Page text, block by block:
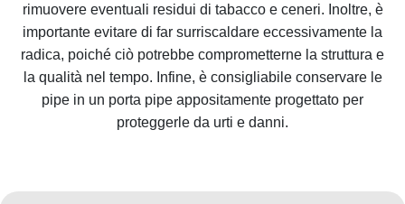
rimuovere eventuali residui di tabacco e ceneri. Inoltre, è
importante evitare di far surriscaldare eccessivamente la
radica, poiché ciò potrebbe comprometterne la struttura e
la qualità nel tempo. Infine, è consigliabile conservare le
pipe in un porta pipe appositamente progettato per
proteggerle da urti e danni.